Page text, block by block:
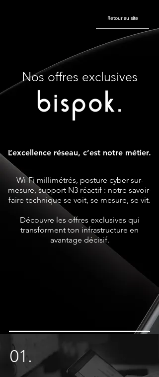
Retour au site
Nos offres exclusives
L’excellence réseau, c’est notre métier.
Wi-Fi millimétrés, posture cyber sur-
mesure, support N3 réactif : notre savoir-
faire technique se voit, se mesure, se vit.
Découvre les offres exclusives qui
transforment ton infrastructure en
avantage décisif.
01.